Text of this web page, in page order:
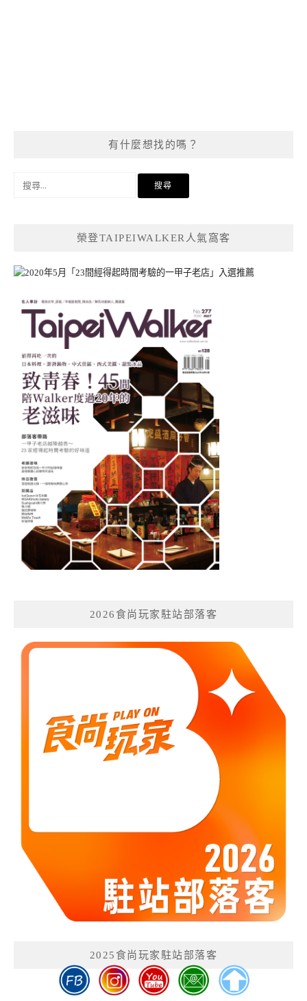
有什麼想找的嗎？
榮登TAIPEIWALKER人氣窩客
2026食尚玩家駐站部落客
2025食尚玩家駐站部落客